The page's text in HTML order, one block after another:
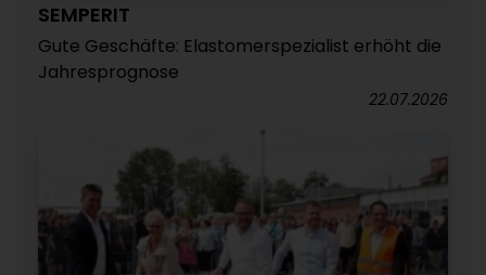
SEMPERIT
Gute Geschäfte: Elastomerspezialist erhöht die
Jahresprognose
22.07.2026